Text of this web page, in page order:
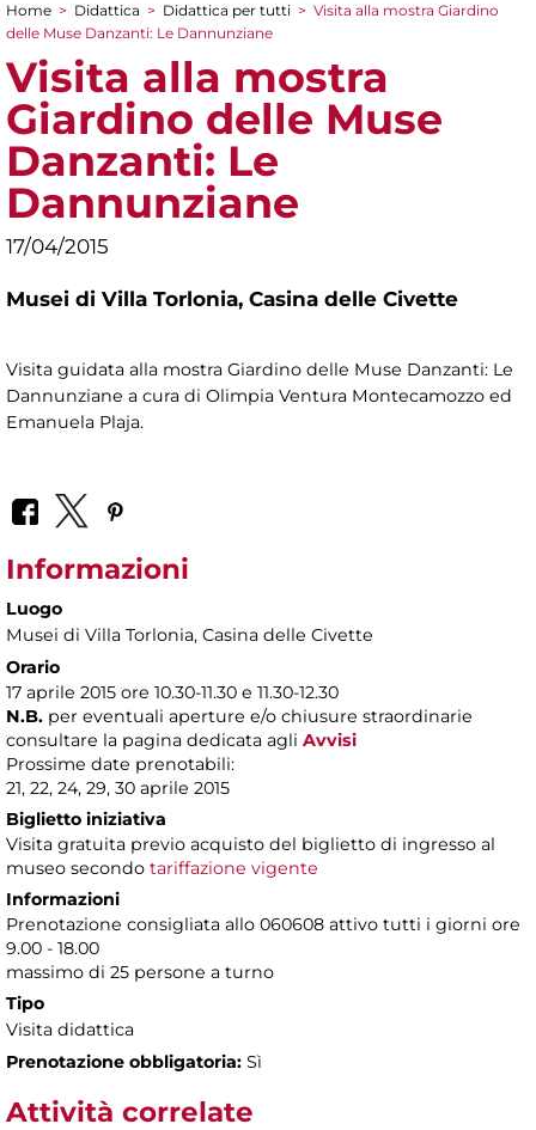
Tu sei qui
Home > Didattica > Didattica per tutti > Visita alla mostra Giardino
delle Muse Danzanti: Le Dannunziane
Visita alla mostra
Giardino delle Muse
Danzanti: Le
Dannunziane
17/04/2015
Musei di Villa Torlonia, Casina delle Civette
Visita guidata alla mostra Giardino delle Muse Danzanti: Le
Dannunziane a cura di Olimpia Ventura Montecamozzo ed
Emanuela Plaja.
Informazioni
Luogo
Musei di Villa Torlonia, Casina delle Civette
Orario
17 aprile 2015 ore 10.30-11.30 e 11.30-12.30
N.B. per eventuali aperture e/o chiusure straordinarie
consultare la pagina dedicata agli Avvisi
Prossime date prenotabili:
21, 22, 24, 29, 30 aprile 2015
Biglietto iniziativa
Visita gratuita previo acquisto del biglietto di ingresso al
museo secondo tariffazione vigente
Informazioni
Prenotazione consigliata allo 060608 attivo tutti i giorni ore
9.00 - 18.00
massimo di 25 persone a turno
Tipo
Visita didattica
Prenotazione obbligatoria: Sì
Attività correlate